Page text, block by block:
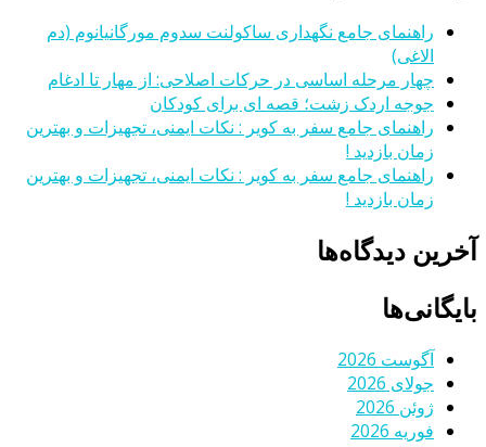
راهنمای جامع نگهداری ساکولنت سدوم مورگانیانوم (دم
الاغی)
چهار مرحله اساسی در حرکات اصلاحی: از مهار تا ادغام
جوجه اردک زشت؛ قصه ای برای کودکان
راهنمای جامع سفر به کویر : نکات ایمنی، تجهیزات و بهترین
زمان بازدید !
راهنمای جامع سفر به کویر : نکات ایمنی، تجهیزات و بهترین
زمان بازدید !
آخرین دیدگاه‌ها
بایگانی‌ها
آگوست 2026
جولای 2026
ژوئن 2026
فوریه 2026